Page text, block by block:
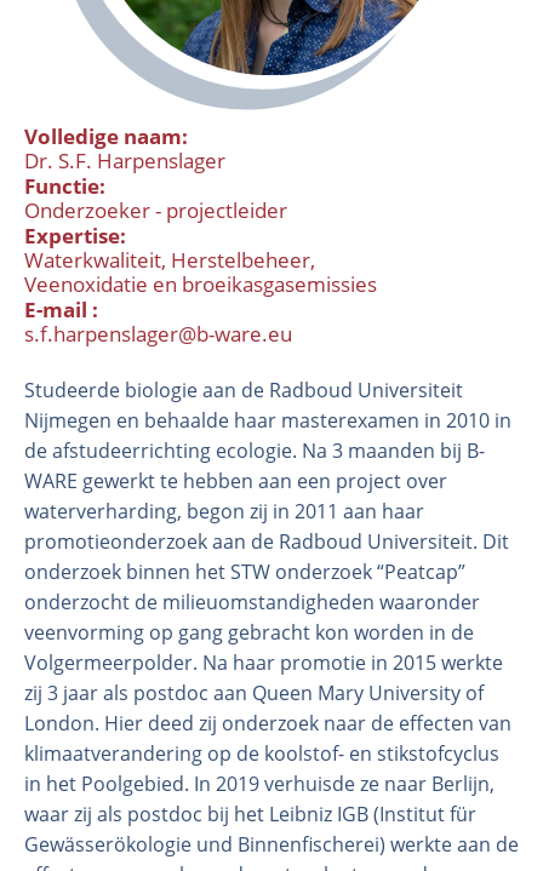
Organisatie
Medewerkers
Veld- en laboratoriumexperimenten
Veldwerkzaamheden
Volledige naam
Dr. S.F. Harpenslager
Functie
Onderzoeker - projectleider
Expertise
Waterkwaliteit Herstelbeheer
Veenoxidatie en broeikasgasemissies
E-mail
s.f.harpenslager@b-ware.eu
Studeerde biologie aan de Radboud Universiteit
Nijmegen en behaalde haar masterexamen in 2010 in
de afstudeerrichting ecologie. Na 3 maanden bij B-
WARE gewerkt te hebben aan een project over
waterverharding, begon zij in 2011 aan haar
promotieonderzoek aan de Radboud Universiteit. Dit
onderzoek binnen het STW onderzoek “Peatcap”
onderzocht de milieuomstandigheden waaronder
veenvorming op gang gebracht kon worden in de
Volgermeerpolder. Na haar promotie in 2015 werkte
zij 3 jaar als postdoc aan Queen Mary University of
London. Hier deed zij onderzoek naar de effecten van
klimaatverandering op de koolstof- en stikstofcyclus
in het Poolgebied. In 2019 verhuisde ze naar Berlijn,
waar zij als postdoc bij het Leibniz IGB (Institut für
Gewässerökologie und Binnenfischerei) werkte aan de